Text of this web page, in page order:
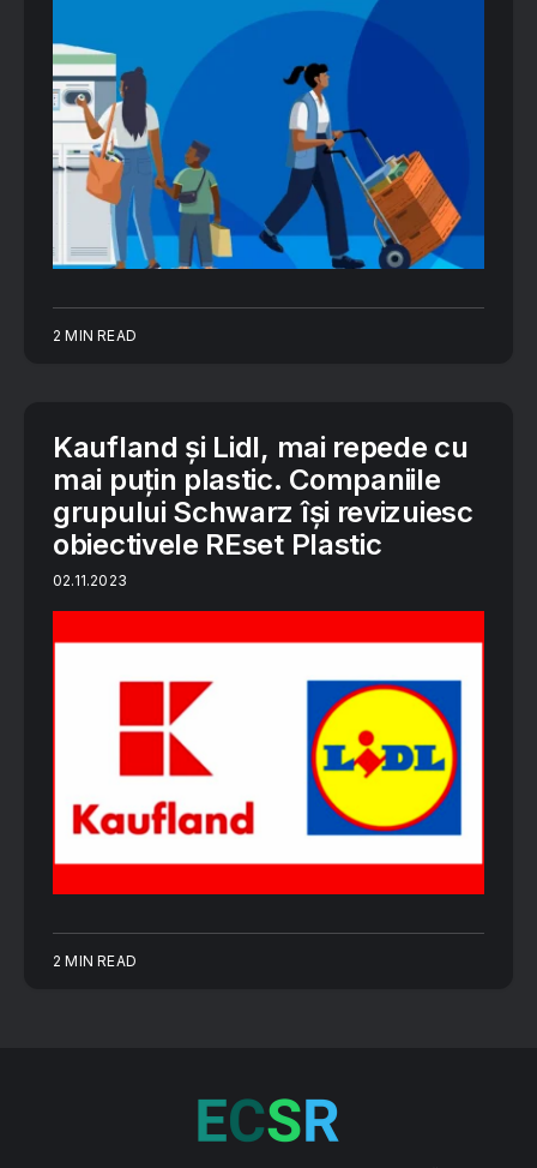
2 MIN READ
Kaufland și Lidl, mai repede cu
mai puțin plastic. Companiile
grupului Schwarz își revizuiesc
obiectivele REset Plastic
02.11.2023
2 MIN READ